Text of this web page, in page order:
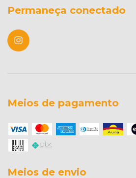
Permaneça conectado
Meios de pagamento
Meios de envio